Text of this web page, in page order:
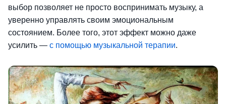
выбор позволяет не просто воспринимать музыку, а
уверенно управлять своим эмоциональным
состоянием. Более того, этот эффект можно даже
усилить — с помощью музыкальной терапии.